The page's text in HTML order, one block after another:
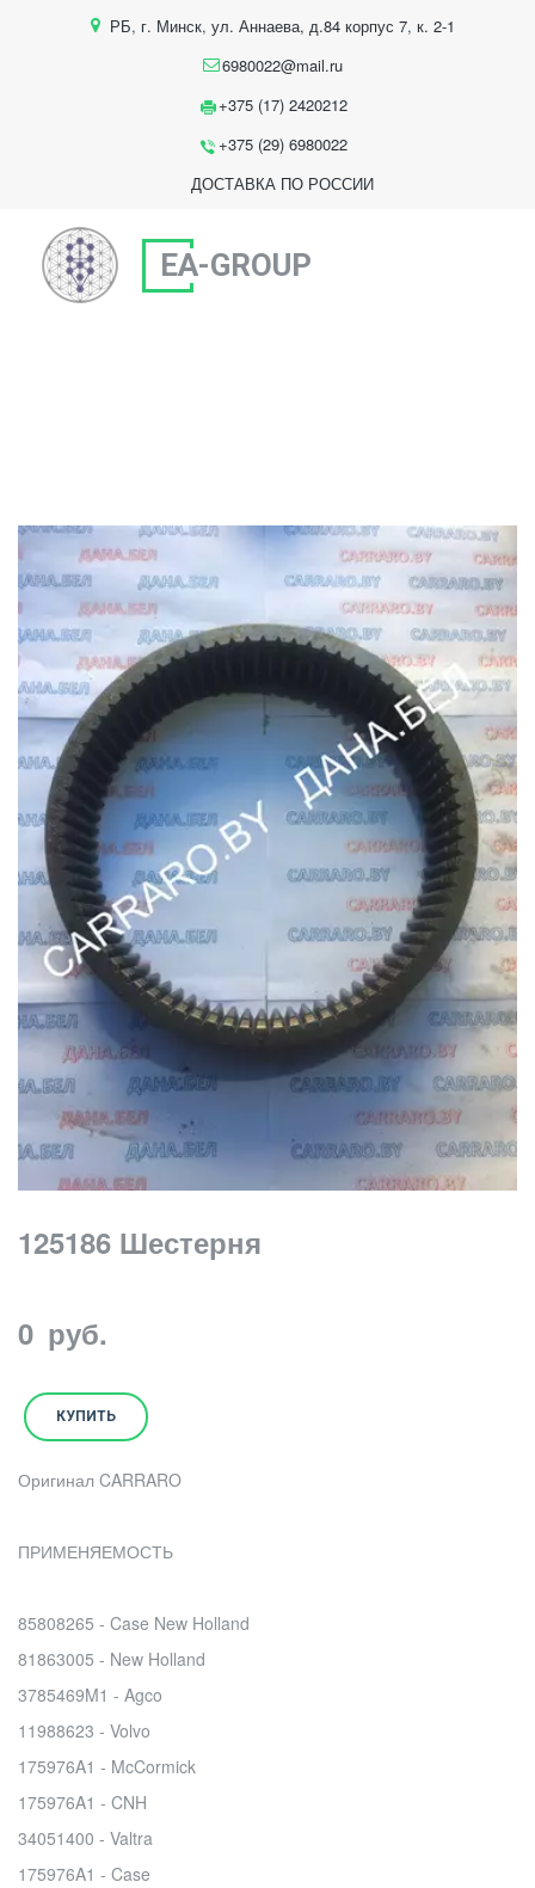
РБ, г. Минск, ул. Аннаева, д.84 корпус 7, к. 2-1
6980022@mail.ru
+375 (17) 2420212
+375 (29) 6980022
ДОСТАВКА ПО РОССИИ
EA-GROUP
125186 Шестерня
0 руб.
КУПИТЬ
Оригинал CARRARO
ПРИМЕНЯЕМОСТЬ
85808265 - Case New Holland
81863005 - New Holland
3785469M1 - Agco
11988623 - Volvo
175976A1 - McCormick
175976A1 - CNH
34051400 - Valtra
175976A1 - Case